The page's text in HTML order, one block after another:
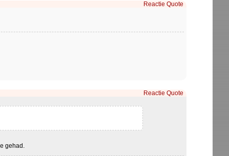
Reactie Quote
Reactie Quote
gehad.